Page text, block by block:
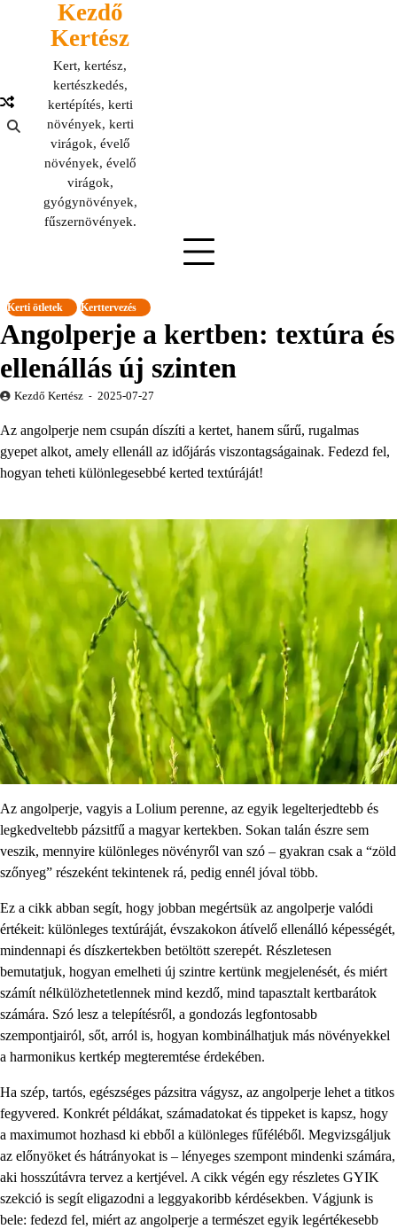
Kezdő
Kertész
Kert, kertész,
kertészkedés,
kertépítés, kerti
növények, kerti
virágok, évelő
növények, évelő
virágok,
gyógynövények,
fűszernövények.
Kerti ötletek Kerttervezés
Angolperje a kertben: textúra és
ellenállás új szinten
Kezdő Kertész 2025-07-27
Az angolperje nem csupán díszíti a kertet, hanem sűrű, rugalmas
gyepet alkot, amely ellenáll az időjárás viszontagságainak. Fedezd fel,
hogyan teheti különlegesebbé kerted textúráját!
Az angolperje, vagyis a Lolium perenne, az egyik legelterjedtebb és
legkedveltebb pázsitfű a magyar kertekben. Sokan talán észre sem
veszik, mennyire különleges növényről van szó – gyakran csak a “zöld
szőnyeg” részeként tekintenek rá, pedig ennél jóval több.
Ez a cikk abban segít, hogy jobban megértsük az angolperje valódi
értékeit: különleges textúráját, évszakokon átívelő ellenálló képességét,
mindennapi és díszkertekben betöltött szerepét. Részletesen
bemutatjuk, hogyan emelheti új szintre kertünk megjelenését, és miért
számít nélkülözhetetlennek mind kezdő, mind tapasztalt kertbarátok
számára. Szó lesz a telepítésről, a gondozás legfontosabb
szempontjairól, sőt, arról is, hogyan kombinálhatjuk más növényekkel
a harmonikus kertkép megteremtése érdekében.
Ha szép, tartós, egészséges pázsitra vágysz, az angolperje lehet a titkos
fegyvered. Konkrét példákat, számadatokat és tippeket is kapsz, hogy
a maximumot hozhasd ki ebből a különleges fűféléből. Megvizsgáljuk
az előnyöket és hátrányokat is – lényeges szempont mindenki számára,
aki hosszútávra tervez a kertjével. A cikk végén egy részletes GYIK
szekció is segít eligazodni a leggyakoribb kérdésekben. Vágjunk is
bele: fedezd fel, miért az angolperje a természet egyik legértékesebb